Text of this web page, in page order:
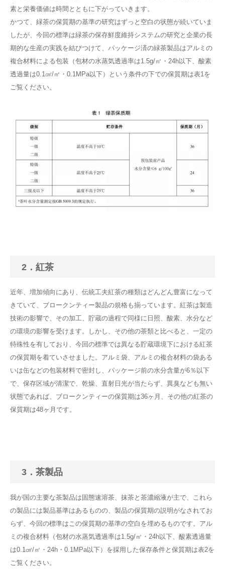
素と栄養価値は時間とともに下がっていきます。
かつて、緑茶の保質期の基準の研究はずっと空白の状態が続いていま
したが、今回の標準は緑茶の保存鮮度維持システムの研究と企業の長
期的な生産の実践を結びつけて、パッケージ済の緑茶製品はアルミの
複合材料による包装（包材の水蒸気透過率は1.5g/㎡・24h以下、酸素
透過量は0.1㎤/㎡・0.1MPa以下）という条件の下での保質期は表1を
ご覧ください。
2．紅茶
近年、増加傾向にあり、伝統工夫紅茶の種類はどんどん豊富になって
きていて、ブロークンティー製品の規格も揃っています。紅茶は製造
技術の影響で、その加工、貯蔵の過程で同様に日照、酸素、水分など
の環境の影響を受けます。しかし、その他の茶類と比べると、一定の
特殊性を有しており、今回の標準では異なる貯蔵環境下における紅茶
の保質期を着ていさせました。アルミ袋、アルミの複合材料の袋ある
いは缶などの包装材料で密封し、パッケージ前の水分含量が6％以下
で、保存区域が清潔で、乾燥、直射日光が当たらず、異臭なども無い
状態であれば、ブロークンティーの保質期は36ヶ月、その他の紅茶の
保質期は48ヶ月です。
3．茶製品
我が国の主要な茶製品は固態速溶茶、抹茶と茶濃縮液が主で、これら
の製品には製品基準はあるものの、製品の保質期の説明がなされてお
らず、今回の標準はこの保質期の基準の空白を埋めるものです。アル
ミの複合材料（包材の水蒸気透過率は1.5g/㎡・24h以下、酸素透過量
は0.1㎤/㎡・24h・0.1MPa以下）を採用した保存条件と保質期は表2を
ご覧ください。